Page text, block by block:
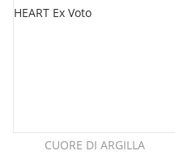
CUORE DI ARGILLA